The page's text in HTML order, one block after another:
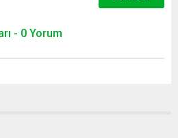
- 0 Yorum